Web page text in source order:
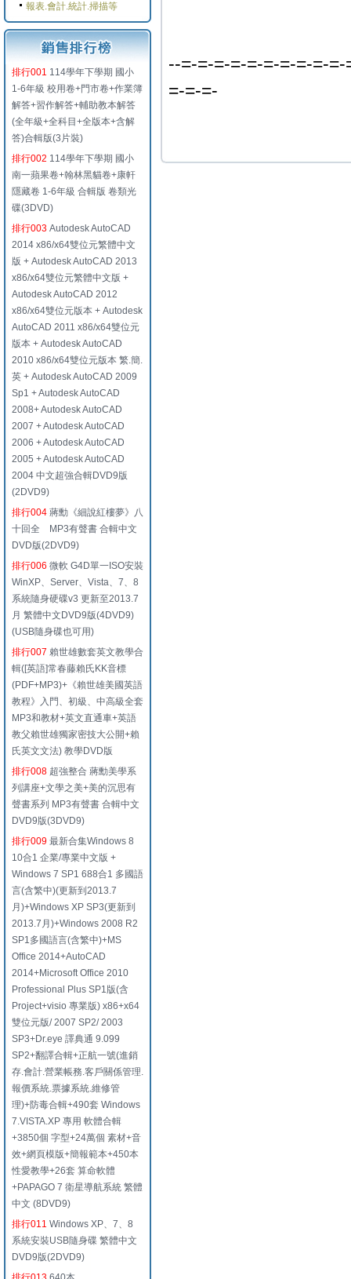
報表.會計.統計.掃描等
排行001 114學年下學期 國小
1-6年級 校用卷+門市卷+作業簿
解答+習作解答+輔助教本解答
(全年級+全科目+全版本+含解
答)合輯版(3片裝)
排行002 114學年下學期 國小
南一蘋果卷+翰林黑貓卷+康軒
隱藏卷 1-6年級 合輯版 卷類光
碟(3DVD)
排行003 Autodesk AutoCAD
2014 x86/x64雙位元繁體中文
版 + Autodesk AutoCAD 2013
x86/x64雙位元繁體中文版 +
Autodesk AutoCAD 2012
x86/x64雙位元版本 + Autodesk
AutoCAD 2011 x86/x64雙位元
版本 + Autodesk AutoCAD
2010 x86/x64雙位元版本 繁.簡.
英 + Autodesk AutoCAD 2009
Sp1 + Autodesk AutoCAD
2008+ Autodesk AutoCAD
2007 + Autodesk AutoCAD
2006 + Autodesk AutoCAD
2005 + Autodesk AutoCAD
2004 中文超強合輯DVD9版
(2DVD9)
排行004 蔣勳《細說紅樓夢》八
十回全 MP3有聲書 合輯中文
DVD版(2DVD9)
排行006 微軟 G4D單一ISO安裝
WinXP、Server、Vista、7、8
系統隨身硬碟v3 更新至2013.7
月 繁體中文DVD9版(4DVD9)
(USB隨身碟也可用)
排行007 賴世雄數套英文教學合
輯([英語]常春藤賴氏KK音標
(PDF+MP3)+《賴世雄美國英語
教程》入門、初級、中高級全套
MP3和教材+英文直通車+英語
教父賴世雄獨家密技大公開+賴
氏英文文法) 教學DVD版
排行008 超強整合 蔣勳美學系
列講座+文學之美+美的沉思有
聲書系列 MP3有聲書 合輯中文
DVD9版(3DVD9)
排行009 最新合集Windows 8
10合1 企業/專業中文版 +
Windows 7 SP1 688合1 多國語
言(含繁中)(更新到2013.7
月)+Windows XP SP3(更新到
2013.7月)+Windows 2008 R2
SP1多國語言(含繁中)+MS
Office 2014+AutoCAD
2014+Microsoft Office 2010
Professional Plus SP1版(含
Project+visio 專業版) x86+x64
雙位元版/ 2007 SP2/ 2003
SP3+Dr.eye 譯典通 9.099
SP2+翻譯合輯+正航一號(進銷
存.會計.營業帳務.客戶關係管理.
報價系統.票據系統.維修管
理)+防毒合輯+490套 Windows
7.VISTA.XP 專用 軟體合輯
+3850個 字型+24萬個 素材+音
效+網頁模版+簡報範本+450本
性愛教學+26套 算命軟體
+PAPAGO 7 衛星導航系統 繁體
中文 (8DVD9)
排行011 Windows XP、7、8
系統安裝USB隨身碟 繁體中文
DVD9版(2DVD9)
--=-=-=-=-=-=-=-=-=-
=-=-=-